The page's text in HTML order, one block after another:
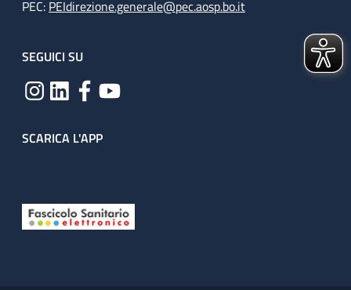
PEC: PEIdirezione.generale@pec.aosp.bo.it
SEGUICI SU
SCARICA L'APP